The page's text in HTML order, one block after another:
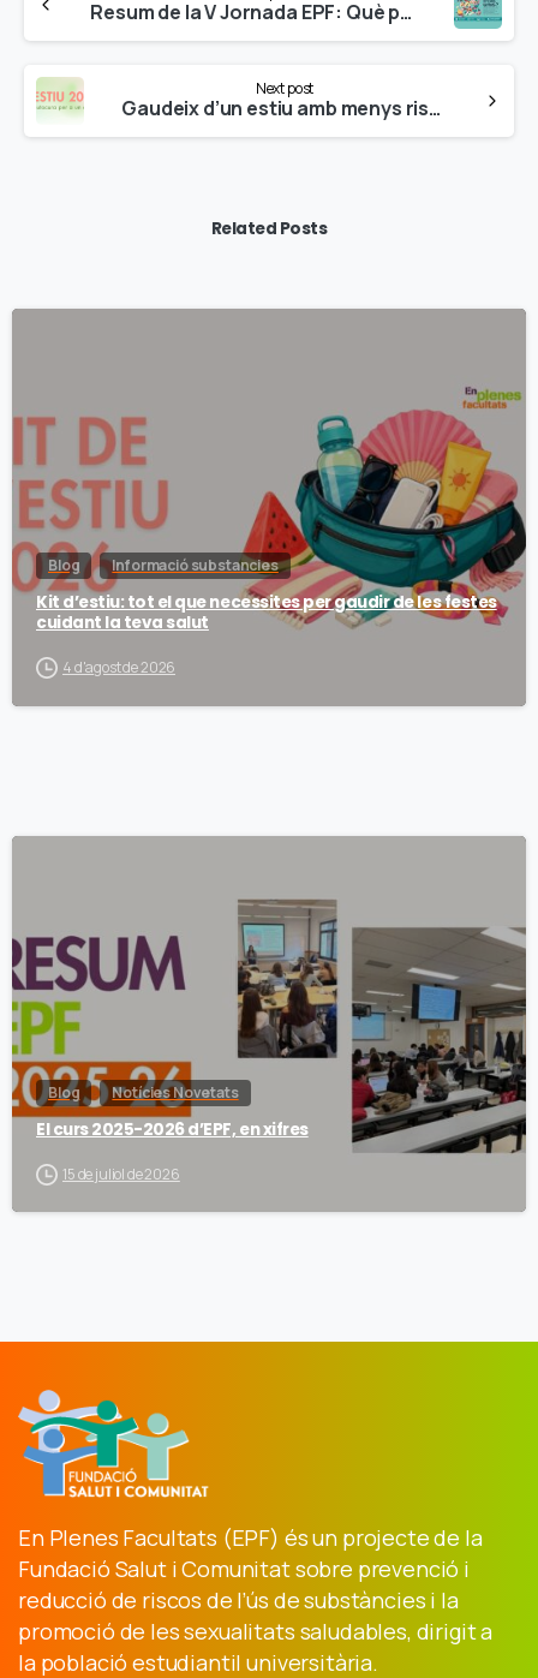
Reading
Resum de la V Jornada EPF: Què passa a les unis?
Next post
Gaudeix d’un estiu amb menys riscos i més diversió: Descobreix el Kit d’Estiu 2025
Related Posts
Blog Informació substancies
Kit d’estiu: tot el que necessites per gaudir de les festes
cuidant la teva salut
4 d'agost de 2026
Blog Notícies Novetats
El curs 2025-2026 d’EPF, en xifres
15 de juliol de 2026
En Plenes Facultats (EPF) és un projecte de la
Fundació Salut i Comunitat sobre prevenció i
reducció de riscos de l’ús de substàncies i la
promoció de les sexualitats saludables, dirigit a
la població estudiantil universitària.